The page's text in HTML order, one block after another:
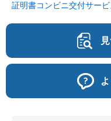
証明書コンビニ交付サービ